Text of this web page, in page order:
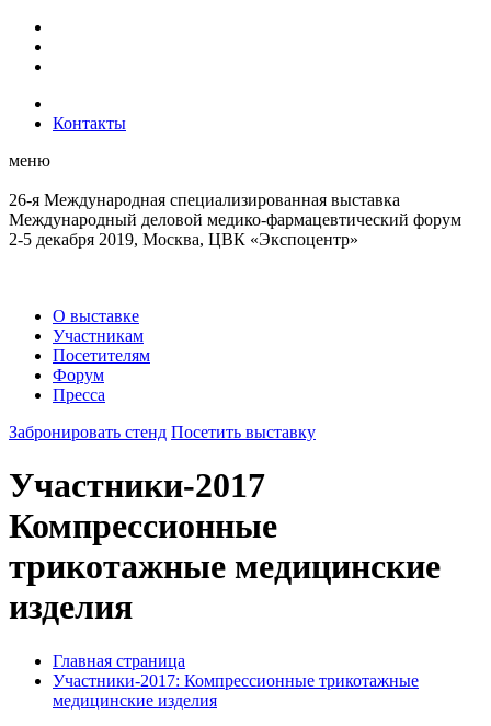
Контакты
меню
26-я Международная специализированная выставка
Международный деловой медико-фармацевтический форум
2-5 декабря 2019, Москва, ЦВК «Экспоцентр»
О выставке
Участникам
Посетителям
Форум
Пресса
Забронировать стенд Посетить выставку
Участники-2017
Компрессионные
трикотажные медицинские
изделия
Главная страница
Участники-2017: Компрессионные трикотажные
медицинские изделия